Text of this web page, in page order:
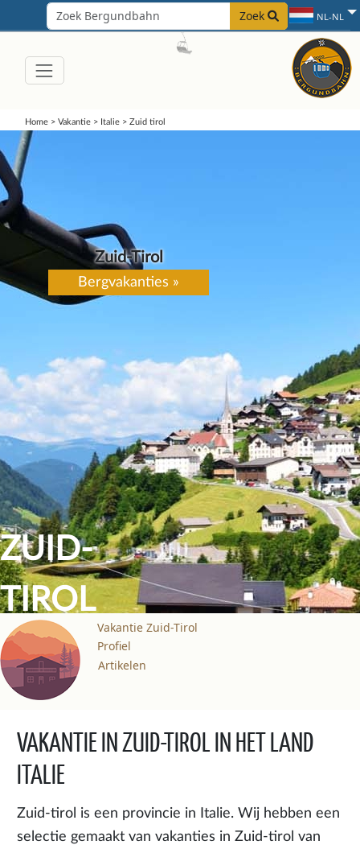
Zoek NL-NL
Home> Vakantie> Italie> Zuid tirol
Zuid-Tirol
Bergvakanties »
ZUID-
TIROL
Vakantie Zuid-Tirol
Profiel
Artikelen
VAKANTIE IN ZUID-TIROL IN HET LAND
ITALIE
Zuid-tirol is een provincie in Italie. Wij hebben een
selectie gemaakt van vakanties in Zuid-tirol van